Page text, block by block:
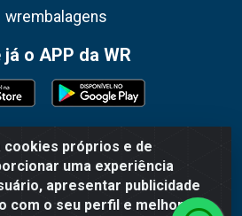
próprios e de
uma experiência
apresentar publicidade
com o seu perfil e melhorar a
wrembalagens
já o APP da WR
Cel. Teodoro Gomes de Araújo,
/ MG - CEP 36202-628 -
02.692.206/0001-55